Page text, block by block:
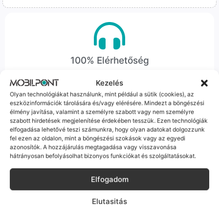
Kezelés
Olyan technológiákat használunk, mint például a sütik (cookies), az
eszközinformációk tárolására és/vagy elérésére. Mindezt a böngészési
élmény javítása, valamint a személyre szabott vagy nem személyre
szabott hirdetések megjelenítése érdekében tesszük. Ezen technológiák
elfogadása lehetővé teszi számunkra, hogy olyan adatokat dolgozzunk
fel ezen az oldalon, mint a böngészési szokások vagy az egyedi
azonosítók. A hozzájárulás megtagadása vagy visszavonása
hátrányosan befolyásolhat bizonyos funkciókat és szolgáltatásokat.
Elfogadom
Elutasitás
100% Elérhetőség
Sok éve a szegedi piac meghatározó szereplői vagyunk.
Nem egy arctalan webshop vagyunk: ha kérdésed van, élő
ember veszi fel a telefont, és személyesen is megtalálsz
minket Szegeden.
Korrekt Ügyintézés
Ha ritkán előfordul egy hiba, nem kifogásokat keresünk,